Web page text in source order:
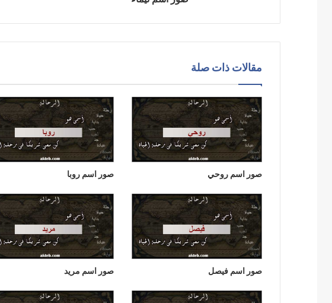
مقالات ذات صلة
صور اسم روحي صور اسم روبا
صور اسم فيصل صور اسم مريد